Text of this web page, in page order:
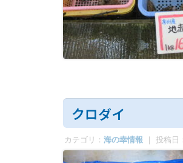
クロダイ
カテゴリ： 海の幸情報 ｜ 投稿日